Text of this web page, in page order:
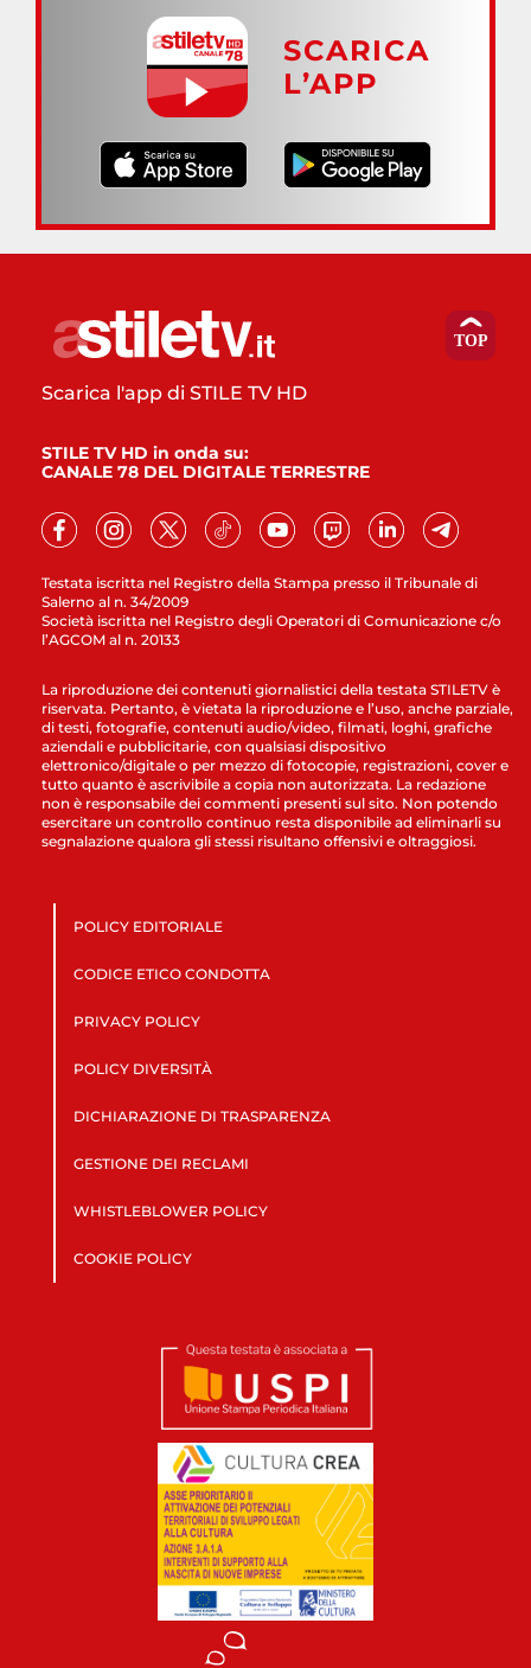
SCARICA
L’APP
Testata iscritta nel Registro della Stampa presso il Tribunale di
Salerno al n. 34/2009
Società iscritta nel Registro degli Operatori di Comunicazione c/o
l’AGCOM al n. 20133
Scarica l'app di STILE TV HD
STILE TV HD in onda su:
CANALE 78 DEL DIGITALE TERRESTRE
La riproduzione dei contenuti giornalistici della testata STILETV è
riservata. Pertanto, è vietata la riproduzione e l’uso, anche parziale,
di testi, fotografie, contenuti audio/video, filmati, loghi, grafiche
aziendali e pubblicitarie, con qualsiasi dispositivo
elettronico/digitale o per mezzo di fotocopie, registrazioni, cover e
tutto quanto è ascrivibile a copia non autorizzata. La redazione
non è responsabile dei commenti presenti sul sito. Non potendo
esercitare un controllo continuo resta disponibile ad eliminarli su
segnalazione qualora gli stessi risultano offensivi e oltraggiosi.
POLICY EDITORIALE
CODICE ETICO CONDOTTA
PRIVACY POLICY
POLICY DIVERSITÀ
DICHIARAZIONE DI TRASPARENZA
GESTIONE DEI RECLAMI
WHISTLEBLOWER POLICY
COOKIE POLICY